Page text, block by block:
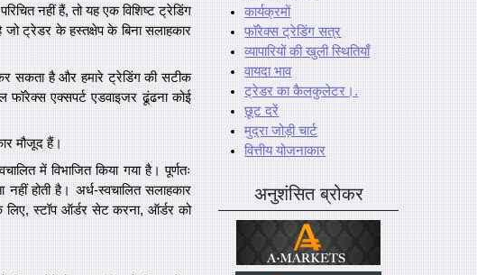
नहीं हैं, तो यह एक विशिष्ट ट्रेडिंग
जो ट्रेडर के हस्तक्षेप के बिना सलाहकार
सकता है और हमारे ट्रेडिंग की सटीक
एक्सपर्ट एडवाइजर ढूंढना कोई
मौजूद हैं।
में विभाजित किया गया है। पूर्णतः
होती है। अर्ध-स्वचालित सलाहकार
लिए, स्टॉप ऑर्डर सेट करना, ऑर्डर को
कार्यक्रमों
फॉरेक्स ट्रेडिंग सत्र
व्यापारियों की खुली स्थितियाँ
वायदा भाव
ट्रेडर का कैलकुलेटर।.
छूट दरें
मुद्रा जोड़ी चार्ट
वित्तीय योजनाकार
अनुशंसित ब्रोकर